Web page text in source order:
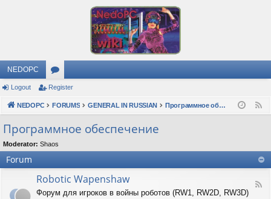
NEDOPC
or
u
s
Logout Register
NEDOPC FORUMS GENERAL IN RUSSIAN Программное обеспечение
Программное обеспечение
Moderator: Shaos
Forum
F
Robotic Wapenshaw
Форум для игроков в войны роботов (RW1, RW2D, RW3D)